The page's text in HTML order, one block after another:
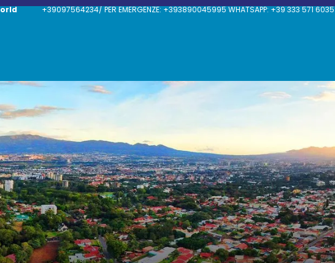
+39097564234/ PER EMERGENZE: +393890045995 WHATSAPP: +39 333 571 6035